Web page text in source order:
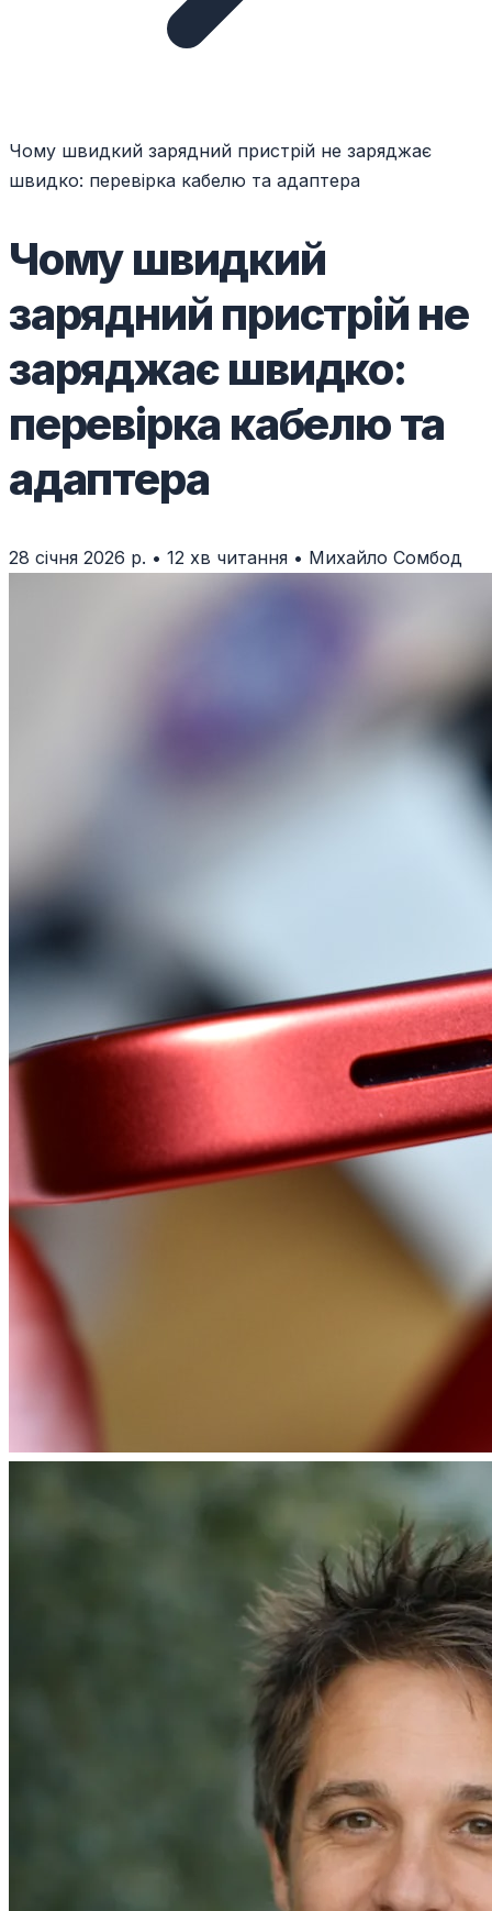
Чому швидкий зарядний пристрій не заряджає
швидко: перевірка кабелю та адаптера
Чому швидкий
зарядний пристрій не
заряджає швидко:
перевірка кабелю та
адаптера
28 січня 2026 р. • 12 хв читання • Михайло Сомбод